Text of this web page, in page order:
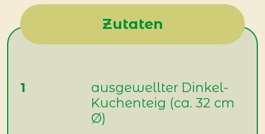
Zutaten
1
ausgewellter Dinkel-
Kuchenteig (ca. 32 cm
Ø)